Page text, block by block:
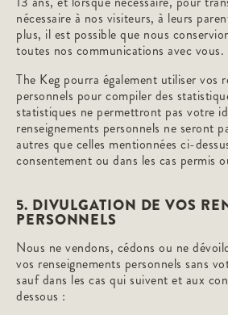
nécessaire à nos visiteurs, à leurs
plus, il est possible que nous
toutes nos communications avec vous.
The Keg pourra également utiliser vos
personnels pour compiler des
statistiques ne permettront pas votre
renseignements personnels ne seront
autres que celles mentionnées ci-
consentement ou dans les cas permis
5. DIVULGATION DE VOS
PERSONNELS
Nous ne vendons, cédons ou ne
vos renseignements personnels sans
sauf dans les cas qui suivent et aux
dessous :